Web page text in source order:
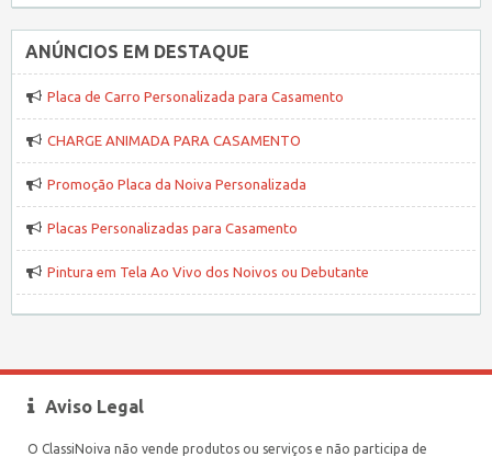
ANÚNCIOS EM DESTAQUE
Placa de Carro Personalizada para Casamento
CHARGE ANIMADA PARA CASAMENTO
Promoção Placa da Noiva Personalizada
Placas Personalizadas para Casamento
Pintura em Tela Ao Vivo dos Noivos ou Debutante
Aviso Legal
O ClassiNoiva não vende produtos ou serviços e não participa de